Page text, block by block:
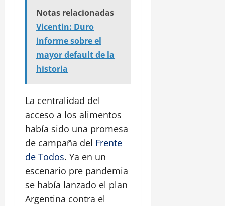
Notas relacionadas
Vicentin: Duro
informe sobre el
mayor default de la
historia
La centralidad del
acceso a los alimentos
había sido una promesa
de campaña del Frente
de Todos. Ya en un
escenario pre pandemia
se había lanzado el plan
Argentina contra el